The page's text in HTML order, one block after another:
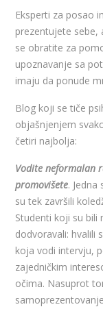
Eksperti za posao
prezentujete sebe,
se obratite za
upoznavanje sa
imaju da ponude
Blog koji se tiče
objašnjenjem
četiri najbolja:
Vodite neformalan
promovišete.
su tek završili
Studenti koji su bili
dodvoravali: hvalili
koja vodi intervju,
zajedničkim
očima. Nasuprot